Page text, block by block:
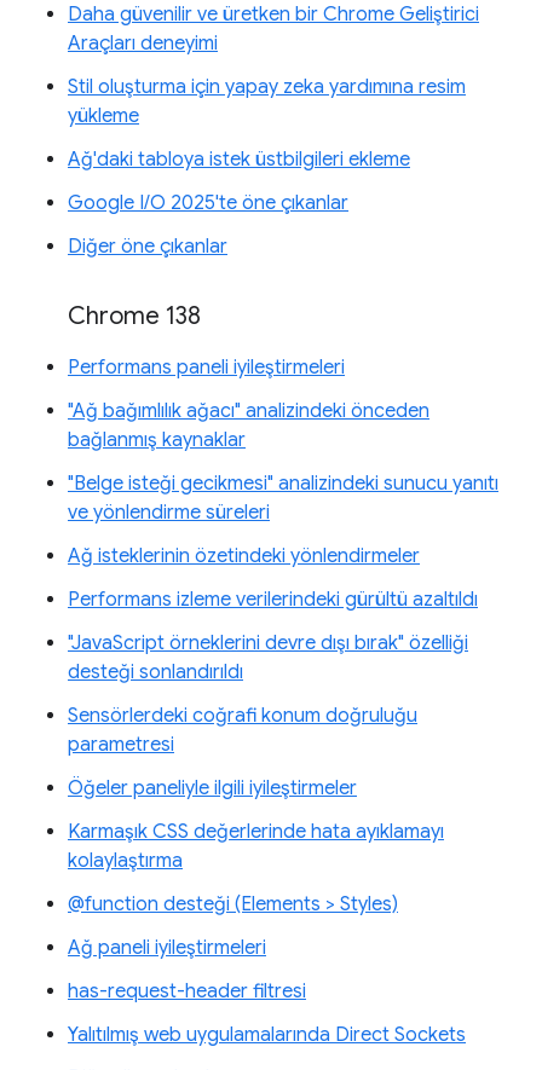
Daha güvenilir ve üretken bir Chrome Geliştirici
Araçları deneyimi
Stil oluşturma için yapay zeka yardımına resim
yükleme
Ağ'daki tabloya istek üstbilgileri ekleme
Google I/O 2025'te öne çıkanlar
Diğer öne çıkanlar
Chrome 138
Performans paneli iyileştirmeleri
"Ağ bağımlılık ağacı" analizindeki önceden
bağlanmış kaynaklar
"Belge isteği gecikmesi" analizindeki sunucu yanıtı
ve yönlendirme süreleri
Ağ isteklerinin özetindeki yönlendirmeler
Performans izleme verilerindeki gürültü azaltıldı
"JavaScript örneklerini devre dışı bırak" özelliği
desteği sonlandırıldı
Sensörlerdeki coğrafi konum doğruluğu
parametresi
Öğeler paneliyle ilgili iyileştirmeler
Karmaşık CSS değerlerinde hata ayıklamayı
kolaylaştırma
@function desteği (Elements > Styles)
Ağ paneli iyileştirmeleri
has-request-header filtresi
Yalıtılmış web uygulamalarında Direct Sockets